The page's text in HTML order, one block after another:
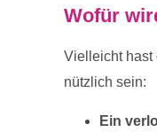
Wofür
Vielleicht hast
nützlich sein:
Ein